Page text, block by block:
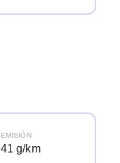
EMISIÓN
41 g/km